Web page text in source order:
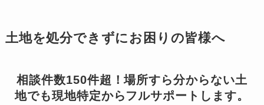
土地を処分できずにお困りの皆様へ
相談件数150件超！場所すら分からない土
地でも現地特定からフルサポートします。